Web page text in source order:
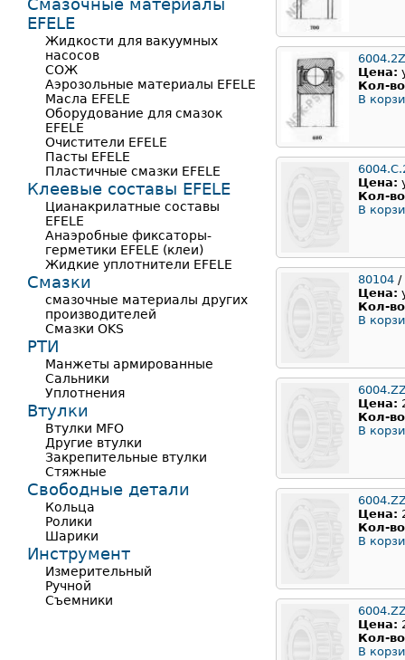
Цена:
Кол-
В
Цена:
Кол-
В
80104 /
Цена:
Кол-
В
Цена:
Кол-
В
Цена:
Кол-
В
Цена:
Кол-
В
Смазочные материалы
EFELE
Жидкости для вакуумных
насосов
СОЖ
Аэрозольные материалы EFELE
Масла EFELE
Оборудование для смазок
EFELE
Очистители EFELE
Пасты EFELE
Пластичные смазки EFELE
Клеевые составы EFELE
Цианакрилатные составы
EFELE
Анаэробные фиксаторы-
герметики EFELE (клеи)
Жидкие уплотнители EFELE
Смазки
смазочные материалы других
производителей
Смазки OKS
РТИ
Манжеты армированные
Сальники
Уплотнения
Втулки
Втулки MFO
Другие втулки
Закрепительные втулки
Стяжные
Свободные детали
Кольца
Ролики
Шарики
Инструмент
Измерительный
Ручной
Съемники